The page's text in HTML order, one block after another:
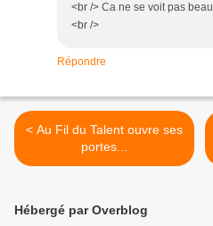
<br /> Ca ne se voit pas
<br />
Répondre
< Au Fil du Talent ouvre ses
portes...
Hébergé par Overblog